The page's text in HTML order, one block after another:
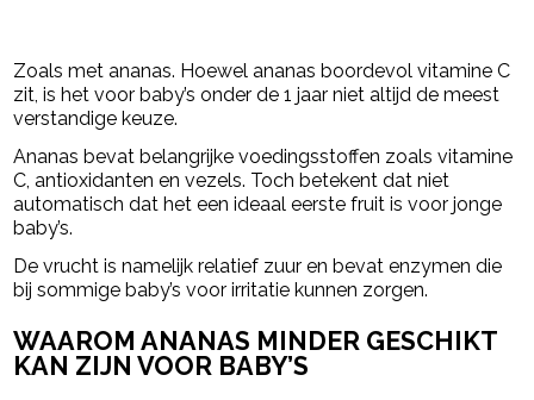
Zoals met ananas. Hoewel ananas boordevol vitamine C
zit, is het voor baby’s onder de 1 jaar niet altijd de meest
verstandige keuze.
Ananas bevat belangrijke voedingsstoffen zoals vitamine
C, antioxidanten en vezels. Toch betekent dat niet
automatisch dat het een ideaal eerste fruit is voor jonge
baby’s.
De vrucht is namelijk relatief zuur en bevat enzymen die
bij sommige baby’s voor irritatie kunnen zorgen.
WAAROM ANANAS MINDER GESCHIKT
KAN ZIJN VOOR BABY’S